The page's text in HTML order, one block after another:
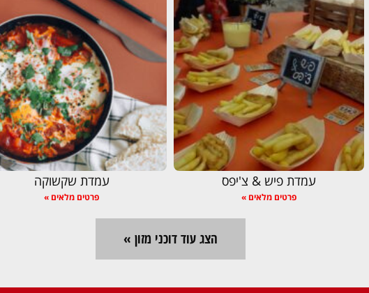
עמדת פיש & צ'יפס
פרטים מלאים »
עמדת שקשוקה
פרטים מלאים »
הצג עוד דוכני מזון »